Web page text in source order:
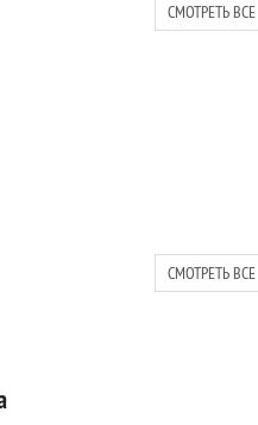
СМОТРЕТЬ ВСЕ
СМОТРЕТЬ ВСЕ